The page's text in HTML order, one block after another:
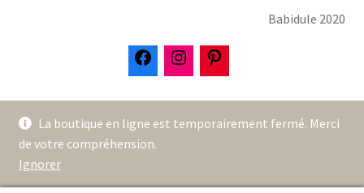
Babidule 2020
La boutique en ligne est temporairement fermé. Merci
de votre compréhension.
Ignorer